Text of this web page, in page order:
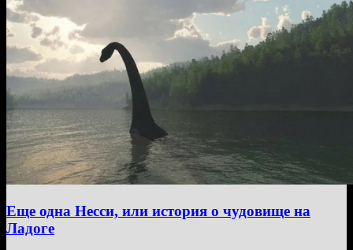
Еще одна Несси, или история о чудовище на
Ладоге